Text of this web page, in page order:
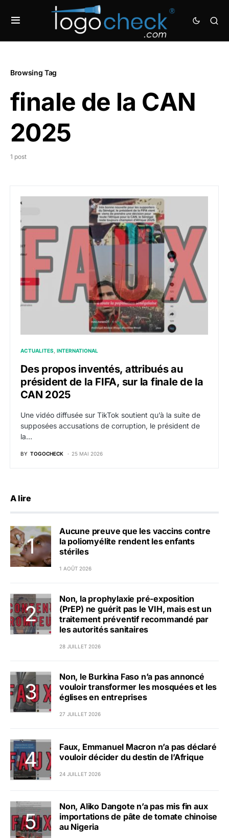
Browsing Tag
finale de la CAN
2025
1 post
ACTUALITES INTERNATIONAL
Des propos inventés, attribués au
président de la FIFA, sur la finale de la
CAN 2025
Une vidéo diffusée sur TikTok soutient qu’à la suite de
supposées accusations de corruption, le président de
la…
BY TOGOCHECK 25 MAI 2026
A lire
Aucune preuve que les vaccins contre
la poliomyélite rendent les enfants
stériles
1 AOÛT 2026
Non, la prophylaxie pré-exposition
(PrEP) ne guérit pas le VIH, mais est un
traitement préventif recommandé par
les autorités sanitaires
28 JUILLET 2026
Non, le Burkina Faso n’a pas annoncé
vouloir transformer les mosquées et les
églises en entreprises
27 JUILLET 2026
Faux, Emmanuel Macron n’a pas déclaré
vouloir décider du destin de l’Afrique
24 JUILLET 2026
Non, Aliko Dangote n’a pas mis fin aux
importations de pâte de tomate chinoise
au Nigeria